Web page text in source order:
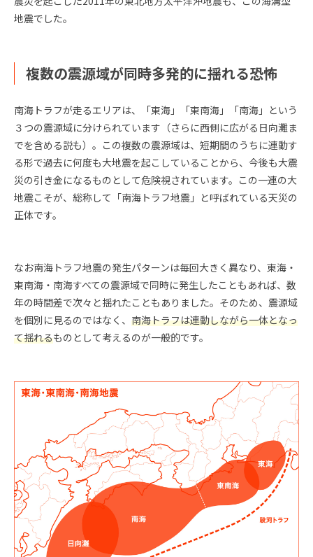
地震でした。
複数の震源域が同時多発的に揺れる恐怖
南海トラフが走るエリアは、「東海」「東南海」「南海」という
３つの震源域に分けられています（さらに西側に広がる日向灘ま
でを含める説も）。この複数の震源域は、短期間のうちに連動す
る形で過去に何度も大地震を起こしていることから、今後も大震
災の引き金になるものとして危険視されています。この一連の大
地震こそが、総称して「南海トラフ地震」と呼ばれている天災の
正体です。
なお南海トラフ地震の発生パターンは毎回大きく異なり、東海・
東南海・南海すべての震源域で同時に発生したこともあれば、数
年の時間差で次々と揺れたこともありました。そのため、震源域
を個別に見るのではなく、 南海トラフは連動しながら一体となっ
て揺れるものとして考えるのが一般的です。